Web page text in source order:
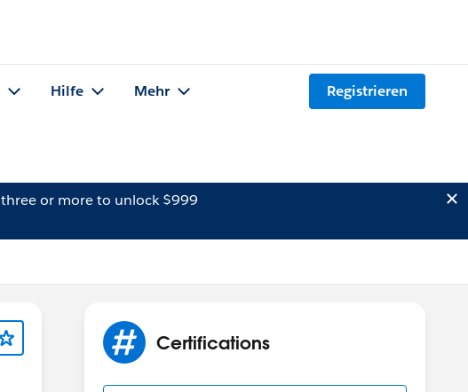
Hilfe Mehr Registrieren
three or more to unlock $999
Certifications